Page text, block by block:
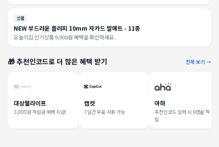
상품
NEW 부드러운 플러피 10mm 자카드 발매트 - 11종
오늘의집 인기상품 9,900원 혜택을 확인하세요.
🎁 추천인코드로 더 많은 혜택 받기 전체 보기 →
대상웰라이프
3,000원 적립금 혜택 지급!
캡컷
7일간 무료 사용 가능
아하
추천인코드 입력 시 6캡슐 적
립